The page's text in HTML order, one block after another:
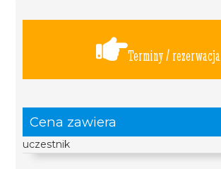
Terminy / rezerwacja
Cena zawiera
uczestnik